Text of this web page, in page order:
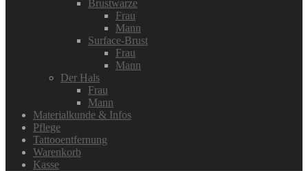
Brustwarze
Frau
Mann
Surface-Brust
Frau
Mann
Der Hals
Frau
Mann
Materialkunde & Infos
Pflege
Tattooentfernung
Warenkorb
Kasse